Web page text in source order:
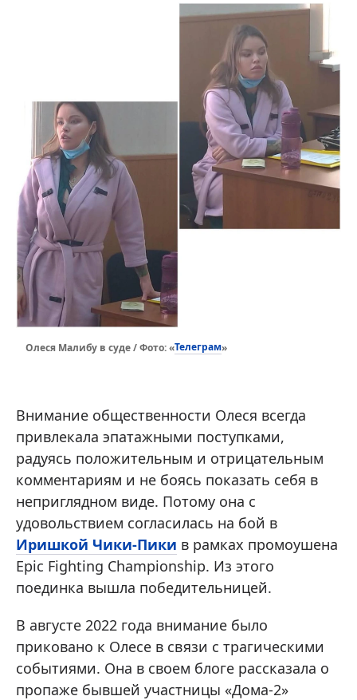
Олеся Малибу в суде / Фото: «Телеграм»
Внимание общественности Олеся всегда
привлекала эпатажными поступками,
радуясь положительным и отрицательным
комментариям и не боясь показать себя в
неприглядном виде. Потому она с
удовольствием согласилась на бой в
Иришкой Чики-Пики в рамках промоушена
Epic Fighting Championship. Из этого
поединка вышла победительницей.
В августе 2022 года внимание было
приковано к Олесе в связи с трагическими
событиями. Она в своем блоге рассказала о
пропаже бывшей участницы «Дома-2»